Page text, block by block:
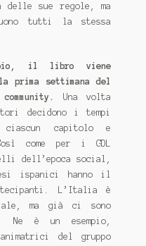
delle sue regole, ma
tutti la stessa
il libro viene
prima settimana del
Una volta
decidono i tempi
capitolo e
come per i GDL
dell’epoca social,
ispanici hanno il
L’Italia è
ma già ci sono
Ne è un esempio,
del gruppo